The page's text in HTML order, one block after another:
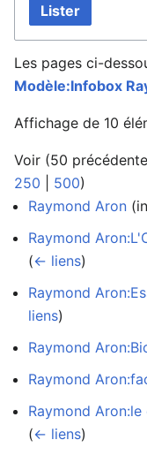
Lister
Les pages ci-
Modèle:Infobox
Affichage de 10
Voir (50
250
500)
Raymond Aron
Raymond
(← liens)
Raymond
liens)
Raymond
Raymond
Raymond
(← liens)